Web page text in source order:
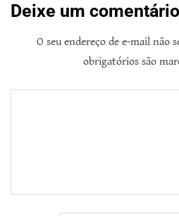
Deixe um comentário
O seu endereço de e-mail não
obrigatórios são